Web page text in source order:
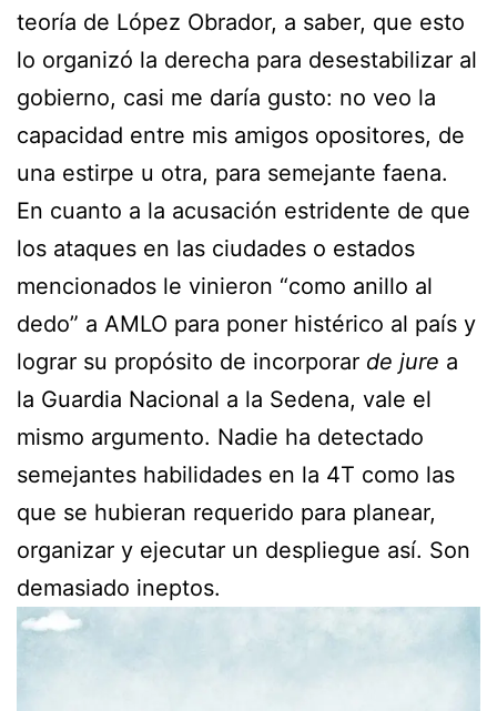
teoría de López Obrador, a saber, que esto
lo organizó la derecha para desestabilizar al
gobierno, casi me daría gusto: no veo la
capacidad entre mis amigos opositores, de
una estirpe u otra, para semejante faena.
En cuanto a la acusación estridente de que
los ataques en las ciudades o estados
mencionados le vinieron “como anillo al
dedo” a AMLO para poner histérico al país y
lograr su propósito de incorporar de jure a
la Guardia Nacional a la Sedena, vale el
mismo argumento. Nadie ha detectado
semejantes habilidades en la 4T como las
que se hubieran requerido para planear,
organizar y ejecutar un despliegue así. Son
demasiado ineptos.